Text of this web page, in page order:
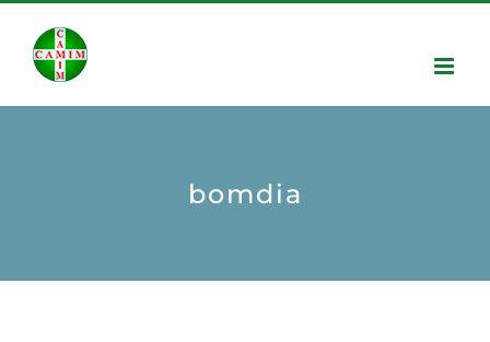
bomdia